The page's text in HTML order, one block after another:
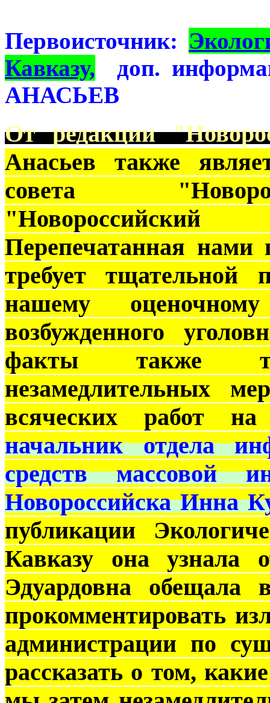
Первоисточник:
Кавказу, доп.
АНАСЬЕВ
От редакции
Анасьев также
совета
Перепечатанная нами
требует тщательной
нашему
возбужденного
факты также
незамедлительных
всяческих работ
начальник отдела
средств массовой
Новороссийска Инна
публикации
Кавказу она узнала
Эдуардовна обещала
прокомментировать
администрации по
рассказать о том,